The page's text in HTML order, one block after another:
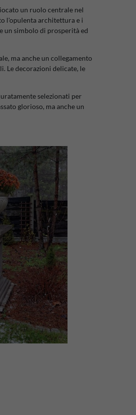
un ruolo centrale nel
l'opulenta architettura e i
un simbolo di prosperità ed
ma anche un collegamento
Le decorazioni delicate, le
selezionati per
glorioso, ma anche un